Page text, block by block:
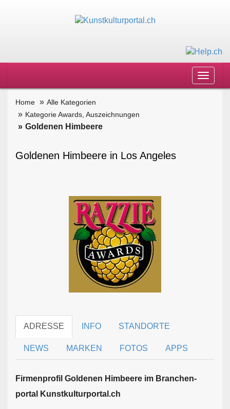
Toggle
Home
Alle Kategorien
Kategorie Awards, Auszeichnungen
Goldenen Himbeere
Goldenen Himbeere in Los Angeles
ADRESSE INFO STANDORTE
NEWS MARKEN FOTOS APPS
Firmen­profil Goldenen Himbeere im Branchen­
portal Kunstkulturportal.ch